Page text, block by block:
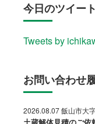
今日のツイート
Tweets by
お問い合わせ
2026.08.07 飯山市大